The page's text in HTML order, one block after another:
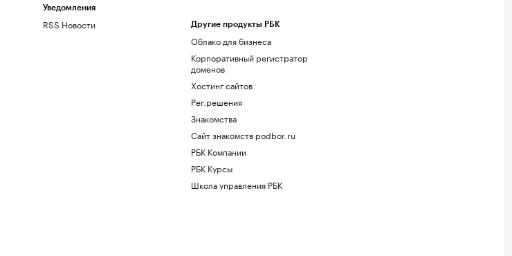
Уведомления
RSS Новости Другие продукты РБК
Облако для бизнеса
Корпоративный регистратор
доменов
Хостинг сайтов
Рег.решения
Знакомства
Сайт знакомств podbor.ru
РБК Компании
РБК Курсы
Школа управления РБК